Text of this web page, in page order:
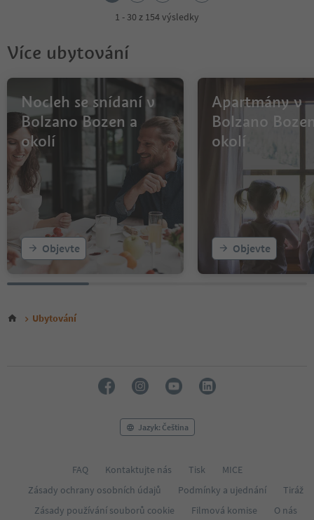
6
1 - 30 z 154 výsledky
Více ubytování
Nocleh se snídaní v
Bolzano Bozen a
okolí
Objevte
Apartmány v
Bolzano
okolí
Objevte
Ubytování
Jazyk: Čeština
FAQ Kontaktujte nás Tisk
MICE
Zásady ochrany osobních údajů
Podmínky a ujednání
Tiráž
Zásady používání souborů cookie
Filmová komise
O nás